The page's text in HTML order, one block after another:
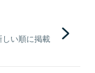
い順に掲載